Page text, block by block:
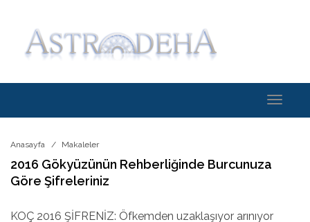
Toggle
Anasayfa Makaleler
2016 Gökyüzünün Rehberliğinde Burcunuza
Göre Şifreleriniz
KOÇ 2016 ŞİFRENİZ: Öfkemden uzaklaşıyor arınıyor